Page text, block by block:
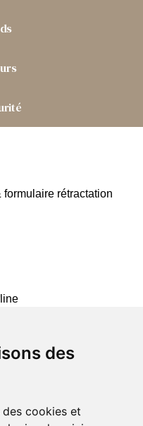
des
cookies et
rétractation